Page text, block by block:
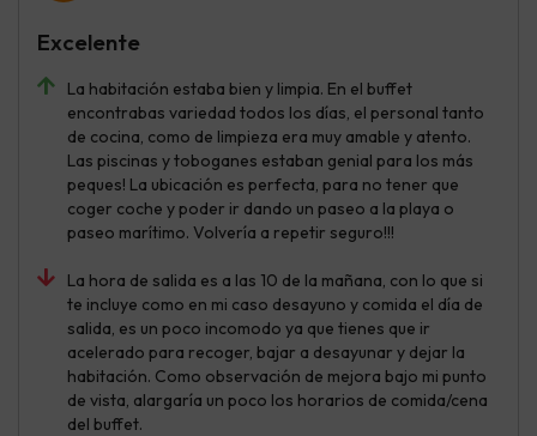
La habitación estaba bien y limpia. En el buffet
encontrabas variedad todos los días, el personal tanto
de cocina, como de limpieza era muy amable y atento.
Las piscinas y toboganes estaban genial para los más
peques! La ubicación es perfecta, para no tener que
coger coche y poder ir dando un paseo a la playa o
paseo marítimo. Volvería a repetir seguro!!!
La hora de salida es a las 10 de la mañana, con lo que si
te incluye como en mi caso desayuno y comida el día de
salida, es un poco incomodo ya que tienes que ir
acelerado para recoger, bajar a desayunar y dejar la
habitación. Como observación de mejora bajo mi punto
de vista, alargaría un poco los horarios de comida/cena
del buffet.
Excelente